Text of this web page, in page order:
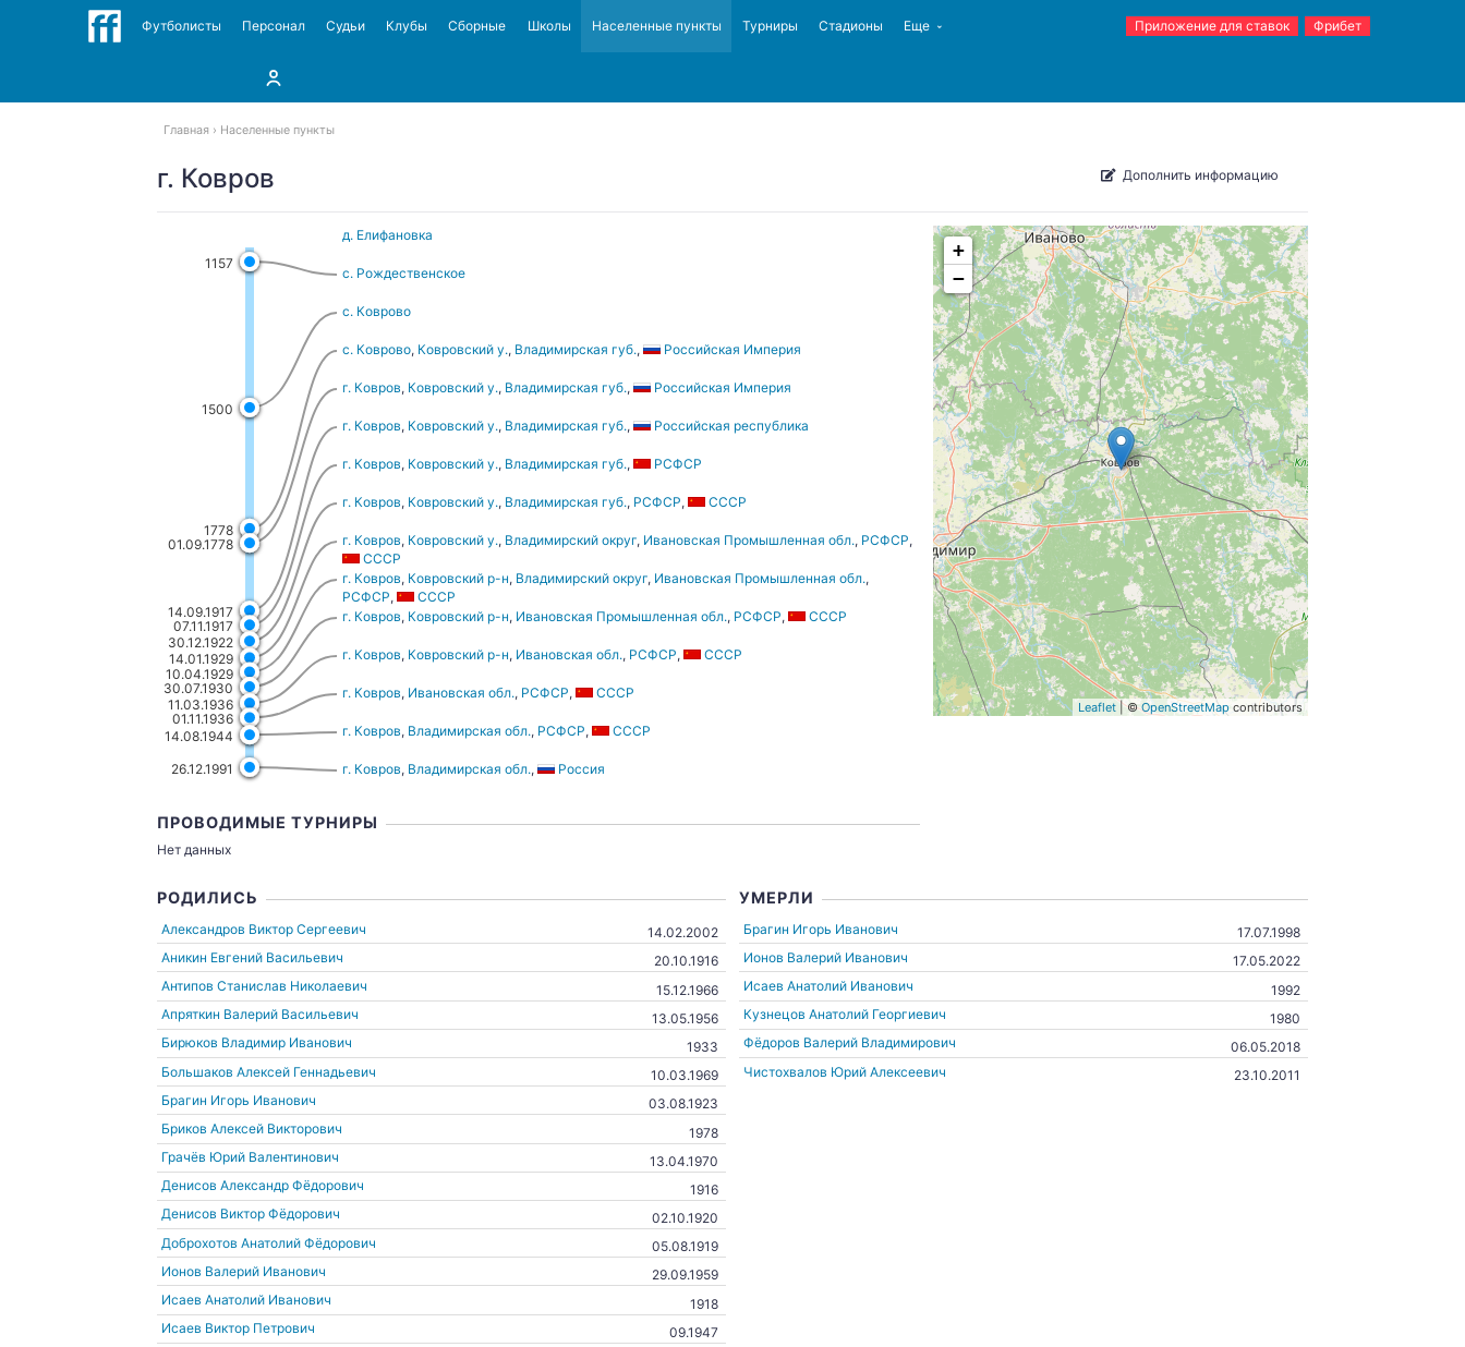
Футболисты Персонал Судьи Клубы Сборные Школы Населенные пункты Турниры Стадионы Еще Приложение для ставок Фрибет
Главная Населенные пункты
г. Ковров Дополнить информацию
1157
1500
1778
01.09.1778
14.09.1917
07.11.1917
30.12.1922
14.01.1929
10.04.1929
30.07.1930
11.03.1936
01.11.1936
14.08.1944
26.12.1991
д. Елифановка
с. Рождественское
с. Коврово
с. Коврово, Ковровский у., Владимирская губ., Российская Империя
г. Ковров, Ковровский у., Владимирская губ., Российская Империя
г. Ковров, Ковровский у., Владимирская губ., Российская республика
г. Ковров, Ковровский у., Владимирская губ., РСФСР
г. Ковров, Ковровский у., Владимирская губ., РСФСР, СССР
г. Ковров, Ковровский у., Владимирский округ, Ивановская Промышленная обл., РСФСР,
СССР
г. Ковров, Ковровский р-н, Владимирский округ, Ивановская Промышленная обл.,
РСФСР,
СССР
г. Ковров, Ковровский р-н, Ивановская Промышленная обл., РСФСР, СССР
г. Ковров, Ковровский р-н, Ивановская обл., РСФСР, СССР
г. Ковров, Ивановская обл., РСФСР, СССР
г. Ковров, Владимирская обл., РСФСР, СССР
г. Ковров, Владимирская обл., Россия
ПРОВОДИМЫЕ ТУРНИРЫ
Нет данных
+
−
Leaflet| ©OpenStreetMapcontributors
РОДИЛИСЬ
Александров Виктор Сергеевич
14.02.2002
Аникин Евгений Васильевич
20.10.1916
Антипов Станислав Николаевич
15.12.1966
Апряткин Валерий Васильевич
13.05.1956
Бирюков Владимир Иванович
1933
Большаков Алексей Геннадьевич
10.03.1969
Брагин Игорь Иванович
03.08.1923
Бриков Алексей Викторович
1978
Грачёв Юрий Валентинович
13.04.1970
Денисов Александр Фёдорович
1916
Денисов Виктор Фёдорович
02.10.1920
Доброхотов Анатолий Фёдорович
05.08.1919
Ионов Валерий Иванович
29.09.1959
Исаев Анатолий Иванович
1918
Исаев Виктор Петрович
09.1947
УМЕРЛИ
Брагин Игорь Иванович
17.07.1998
Ионов Валерий Иванович
17.05.2022
Исаев Анатолий Иванович
1992
Кузнецов Анатолий Георгиевич
1980
Фёдоров Валерий Владимирович
06.05.2018
Чистохвалов Юрий Алексеевич
23.10.2011